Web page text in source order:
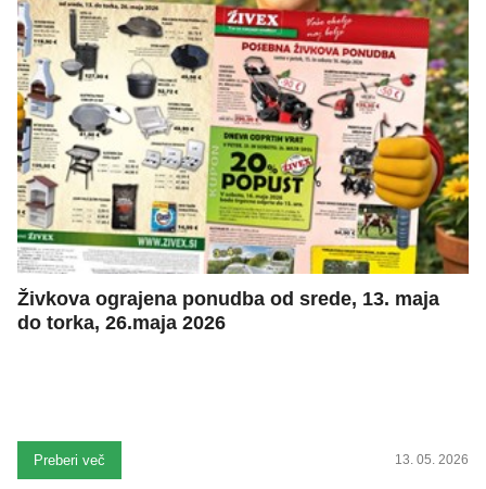
Živkova ograjena ponudba od srede, 13. maja
do torka, 26.maja 2026
Preberi več 13. 05. 2026